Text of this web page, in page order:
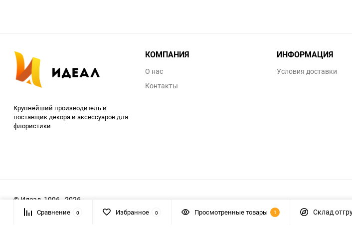
Крупнейший производитель и
поставщик декора и аксессуаров для
флористики
КОМПАНИЯ
О нас
Контакты
ИНФОРМАЦИЯ
Условия доставки
© Идеал, 1996 - 2026
Сравнение 0 Избранное 0 Просмотренные товары 1 Склад